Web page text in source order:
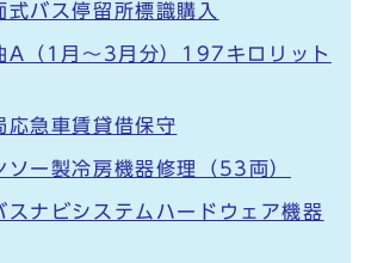
式バス停留所標識購入
A（1月～3月分）197キロリット
応急車賃貸借保守
ソー製冷房機器修理（53両）
スナビシステムハードウェア機器